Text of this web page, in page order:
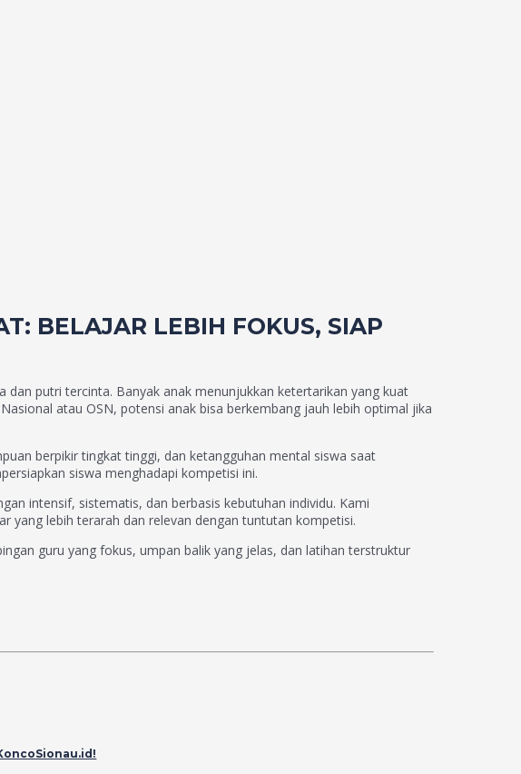
BELAJAR LEBIH FOKUS, SIAP
dan putri tercinta. Banyak anak menunjukkan ketertarikan yang kuat
atau OSN, potensi anak bisa berkembang jauh lebih optimal jika
berpikir tingkat tinggi, dan ketangguhan mental siswa saat
siswa menghadapi kompetisi ini.
intensif, sistematis, dan berbasis kebutuhan individu. Kami
yang lebih terarah dan relevan dengan tuntutan kompetisi.
guru yang fokus, umpan balik yang jelas, dan latihan terstruktur